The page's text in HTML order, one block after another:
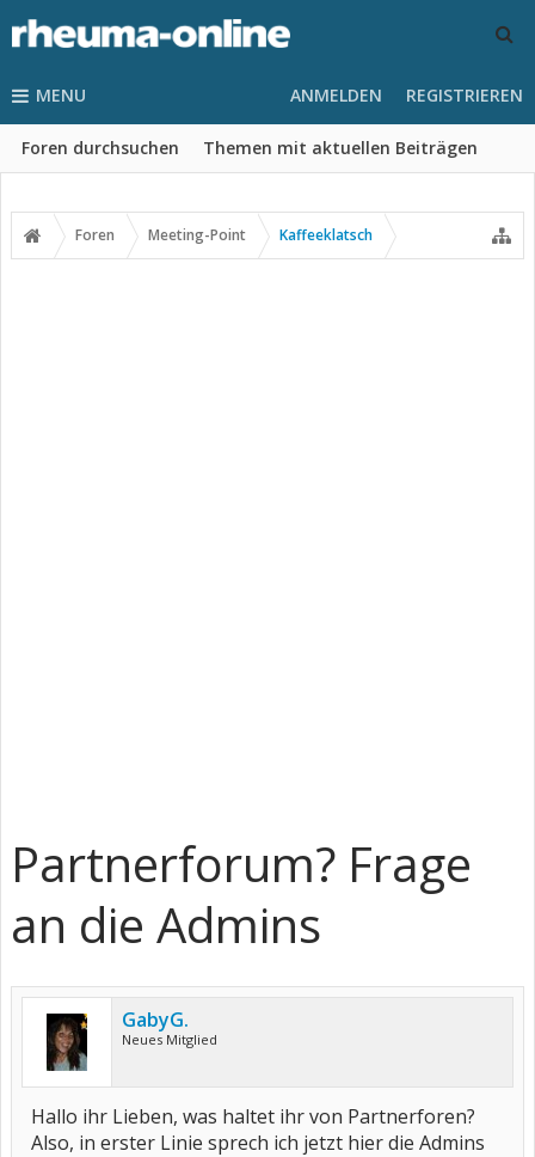
MENU
Foren durchsuchen Themen mit aktuellen Beiträgen
ANMELDEN REGISTRIEREN
Foren Meeting-Point Kaffeeklatsch
Partnerforum? Frage
an die Admins
GabyG.
Neues Mitglied
Hallo ihr Lieben, was haltet ihr von Partnerforen?
Also, in erster Linie sprech ich jetzt hier die Admins